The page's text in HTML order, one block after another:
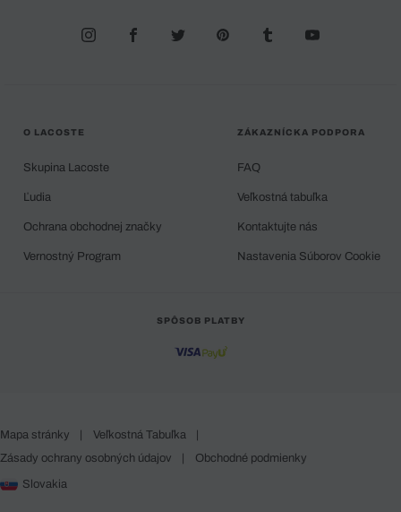
O LACOSTE
Skupina Lacoste
Ľudia
Ochrana obchodnej značky
Vernostný Program
ZÁKAZNÍCKA PODPORA
FAQ
Veľkostná tabuľka
Kontaktujte nás
Nastavenia Súborov Cookie
SPÔSOB PLATBY
Mapa stránky Veľkostná Tabuľka
Zásady ochrany osobných údajov
Obchodné podmienky
Slovakia